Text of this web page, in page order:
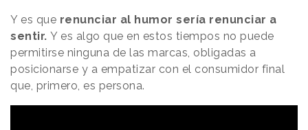
Y es que renunciar al humor sería renunciar a
sentir. Y es algo que en estos tiempos no puede
permitirse ninguna de las marcas, obligadas a
posicionarse y a empatizar con el consumidor final
que, primero, es persona.